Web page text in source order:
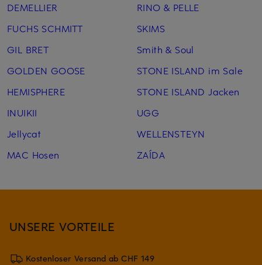
DEMELLIER
FUCHS SCHMITT
GIL BRET
GOLDEN GOOSE
HEMISPHERE
INUIKII
Jellycat
MAC Hosen
RINO & PELLE
SKIMS
Smith & Soul
STONE ISLAND im Sale
STONE ISLAND Jacken
UGG
WELLENSTEYN
ZAÍDA
UNSERE VORTEILE
Kostenloser Versand ab CHF 149